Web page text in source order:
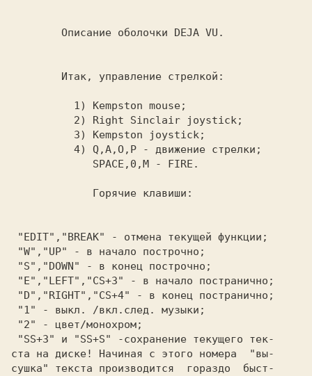
        Описание оболочки
DEJA VU.
1)
Kempston mouse;
2)
Right Sinclair joystick;
3)
Kempston joystick;
4)
Q,A,O,P - движение стрелки;
SPACE,0,M
- FIRE.
Горячие клавиши:
"EDIT","BREAK"
"W","UP"
"S","DOWN"
"E","LEFT","CS+3"
"D","RIGHT","CS+4"
"1"
"2"
- цвет/монохром;
"SS+3" и "SS+S"
-сохранение текущего тек-
ста на диске! Начиная с этого номера  "вы-
сушка" текста производится  гораздо  быст-